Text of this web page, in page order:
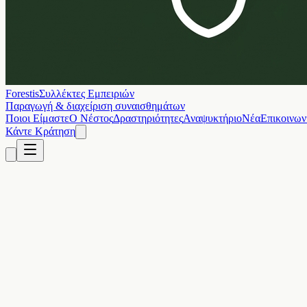
ForestisΣυλλέκτες Εμπειριών
Παραγωγή & διαχείριση συναισθημάτων
Ποιοι ΕίμαστεΟ ΝέστοςΔραστηριότητεςΑναψυκτήριοΝέα
Κάντε Κράτηση